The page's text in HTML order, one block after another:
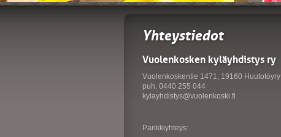
Yhteystiedot
Vuolenkosken kyläyhdistys ry
Vuolenkoskentie 1471, 19160 Huutotöyry
puh. 0440 255 044
kylayhdistys@vuolenkoski.fi
Pankkiyhteys: